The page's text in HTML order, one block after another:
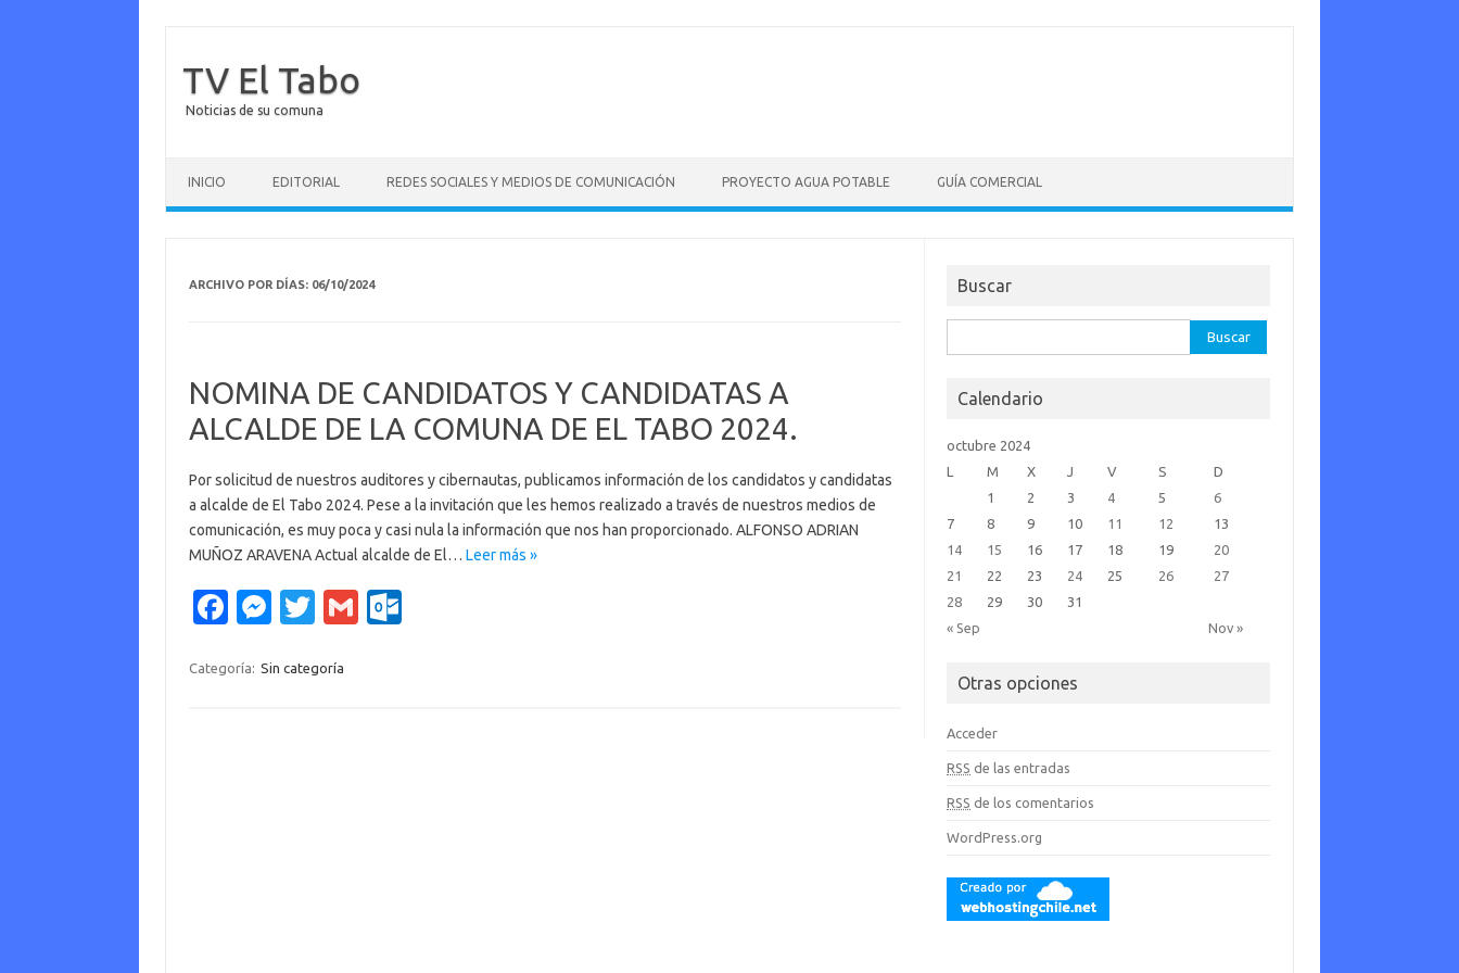
TV El Tabo
Noticias de su comuna
INICIO EDITORIAL REDES SOCIALES Y MEDIOS DE COMUNICACIÓN PROYECTO AGUA POTABLE GUÍA COMERCIAL
ARCHIVO POR DÍAS: 06/10/2024
NOMINA DE CANDIDATOS Y CANDIDATAS A
ALCALDE DE LA COMUNA DE EL TABO 2024.
Por solicitud de nuestros auditores y cibernautas, publicamos información de los candidatos y candidatas
a alcalde de El Tabo 2024. Pese a la invitación que les hemos realizado a través de nuestros medios de
comunicación, es muy poca y casi nula la información que nos han proporcionado. ALFONSO ADRIAN
MUÑOZ ARAVENA Actual alcalde de El… Leer más »
Fa
e
M
se
T
it
G
Categoría: Sin categoría
Buscar
Calendario
octubre 2024
L
M X J V S D
« Sep Nov »
1 2 3 4 5
6
7
8 9 10 11 12
13
14
15 16 17 18 19
20
21
22 23 24 25 26
27
28
29 30 31
Otras opciones
Acceder
RSS de las entradas
RSS de los comentarios
WordPress.org